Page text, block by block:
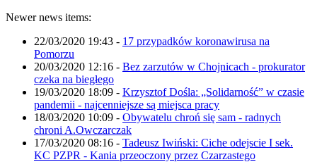
Newer news items:
22/03/2020 19:43 - 17 przypadków koronawirusa na
Pomorzu
20/03/2020 12:16 - Bez zarzutów w Chojnicach - prokurator
czeka na biegłego
19/03/2020 18:09 - Krzysztof Dośla: „Solidarność” w czasie
pandemii - najcenniejsze są miejsca pracy
18/03/2020 10:09 - Obywatelu chroń się sam - radnych
chroni A.Owczarczak
17/03/2020 08:16 - Tadeusz Iwiński: Ciche odejscie I sek.
KC PZPR - Kania przeoczony przez Czarzastego